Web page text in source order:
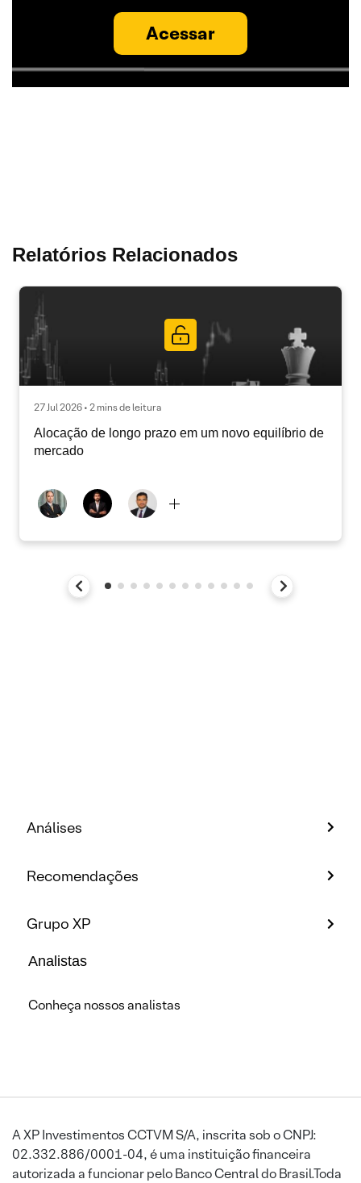
Acessar
Relatórios Relacionados
27 Jul 2026 • 2 mins de leitura
Alocação de longo prazo em um novo equilíbrio de
mercado
Análises
Recomendações
Grupo XP
Analistas
Conheça nossos analistas
A XP Investimentos CCTVM S/A, inscrita sob o CNPJ:
02.332.886/0001-04, é uma instituição financeira
autorizada a funcionar pelo Banco Central do Brasil.Toda